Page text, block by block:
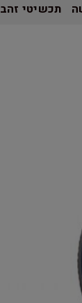
תכשיטי זהב 14K